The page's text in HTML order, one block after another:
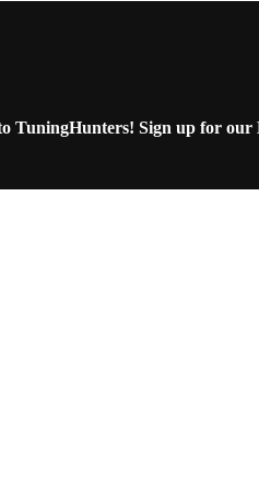
TuningHunters! Sign up for